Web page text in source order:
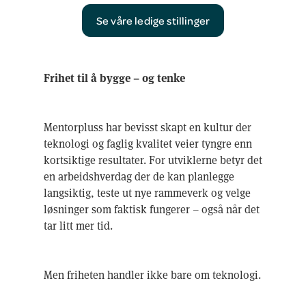
Se våre ledige stillinger
Frihet til å bygge – og tenke
Mentorpluss har bevisst skapt en kultur der
teknologi og faglig kvalitet veier tyngre enn
kortsiktige resultater. For utviklerne betyr det
en arbeidshverdag der de kan planlegge
langsiktig, teste ut nye rammeverk og velge
løsninger som faktisk fungerer – også når det
tar litt mer tid.
Men friheten handler ikke bare om teknologi.